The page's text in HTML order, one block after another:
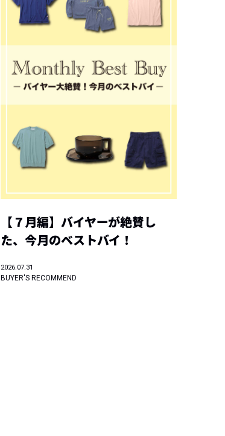
【７月編】バイヤーが絶賛し
た、今月のベストバイ！
2026.07.31
BUYER'S RECOMMEND